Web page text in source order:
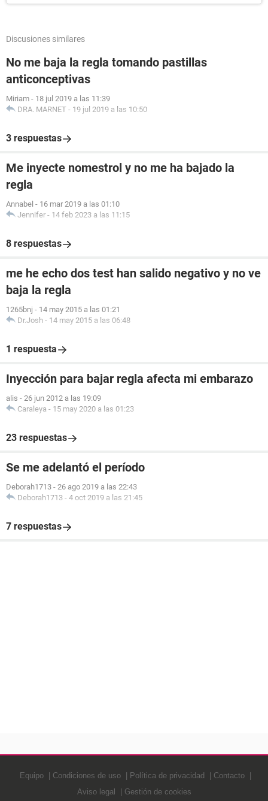
Discusiones similares
No me baja la regla tomando pastillas
anticonceptivas
Miriam - 18 jul 2019 a las 11:39
DRA. MARNET - 19 jul 2019 a las 10:50
3 respuestas
Me inyecte nomestrol y no me ha bajado la
regla
Annabel - 16 mar 2019 a las 01:10
Jennifer - 14 feb 2023 a las 11:15
8 respuestas
me he echo dos test han salido negativo y no ve
baja la regla
1265bnj - 14 may 2015 a las 01:21
Dr.Josh - 14 may 2015 a las 06:48
1 respuesta
Inyección para bajar regla afecta mi embarazo
alis - 26 jun 2012 a las 19:09
Caraleya - 15 may 2020 a las 01:23
23 respuestas
Se me adelantó el período
Deborah1713 - 26 ago 2019 a las 22:43
Deborah1713 - 4 oct 2019 a las 21:45
7 respuestas
Equipo Condiciones de uso Política de privacidad
Contacto
Aviso legal
Gestión de cookies